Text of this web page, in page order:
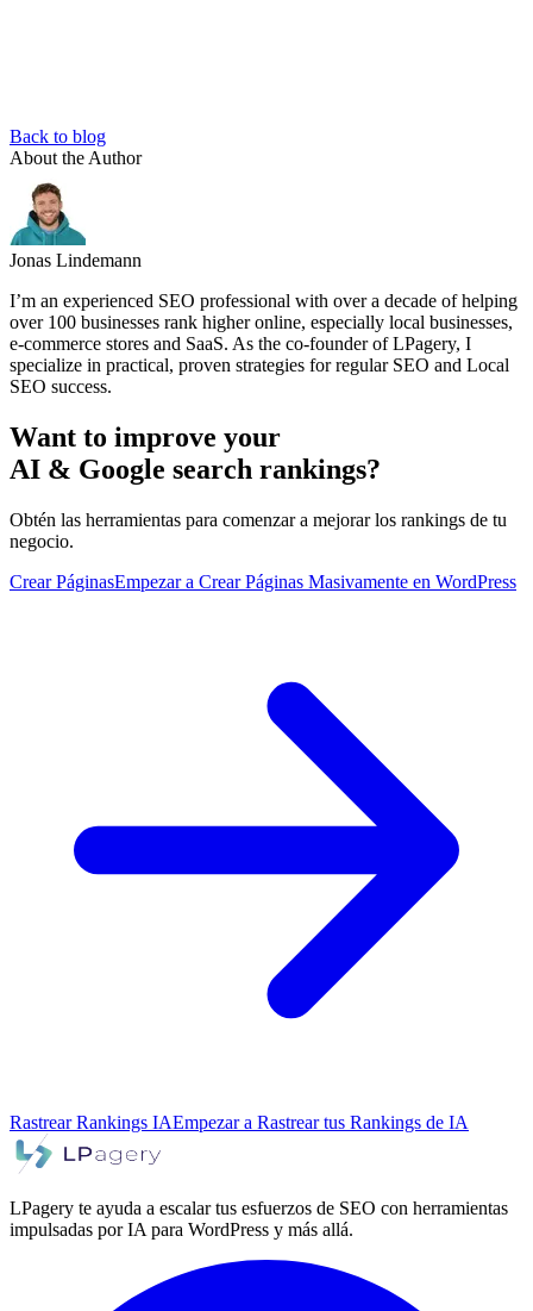
Back to blog
About the Author
Jonas Lindemann
I’m an experienced SEO professional with over a decade of helping
over 100 businesses rank higher online, especially local businesses,
e-commerce stores and SaaS. As the co-founder of LPagery, I
specialize in practical, proven strategies for regular SEO and Local
SEO success.
Want to improve your
AI & Google search rankings?
Obtén las herramientas para comenzar a mejorar los rankings de tu
negocio.
Crear PáginasEmpezar a Crear Páginas Masivamente en WordPress
Rastrear Rankings IAEmpezar a Rastrear tus Rankings de IA
LPagery te ayuda a escalar tus esfuerzos de SEO con herramientas
impulsadas por IA para WordPress y más allá.